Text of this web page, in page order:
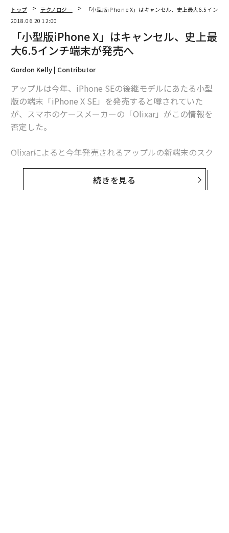
トップ テクノロジー
「小型版iPhone X」はキャンセル、史上最大6.5インチ
2018.06.20 12:00
「小型版iPhone X」はキャンセル、史上最
大6.5インチ端末が発売へ
Gordon Kelly | Contributor
アップルは今年、iPhone SEの後継モデルにあたる小型
版の端末「iPhone X SE」を発売すると噂されていた
が、スマホのケースメーカーの「Olixar」がこの情報を
否定した。
Olixarによると今年発売されるアップルの新端末のスク
リーンサイズは、5.8インチと6.1インチ、さらにiPhone
史上最大となる6.5インチの端末がここに加わるという。
同社は独自に入手したリーク情報に自信をもっており、
続きを見る